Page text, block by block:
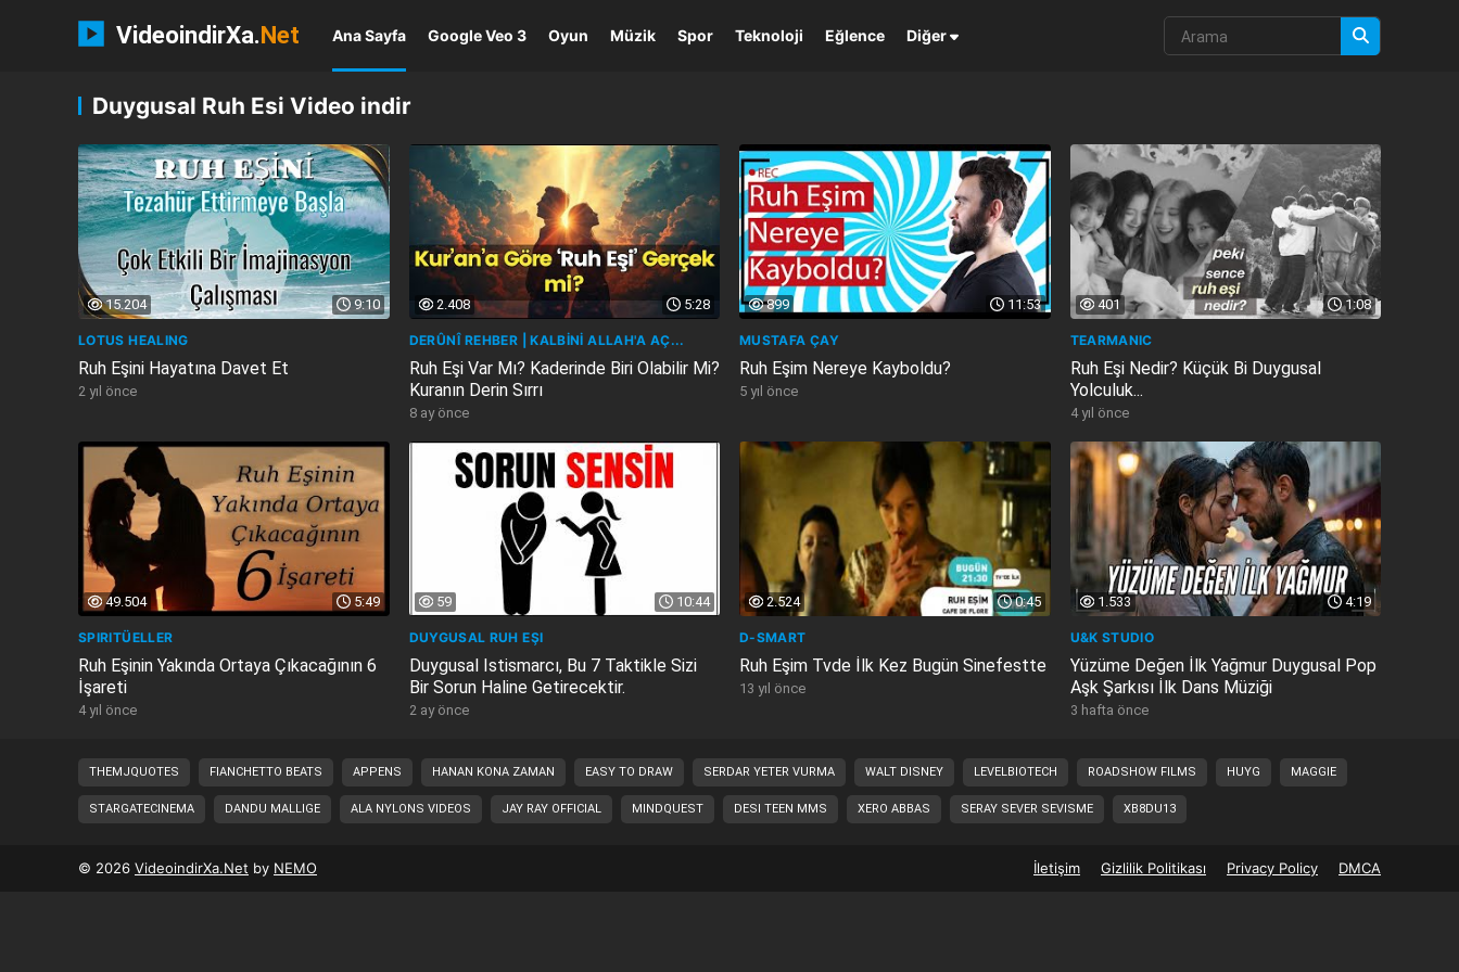
VideoindirXa.Net Ana Sayfa Google Veo 3 Oyun Müzik Spor Teknoloji Eğlence Diğer
Duygusal Ruh Esi Video indir
9:10
15.204
LOTUS HEALING
Ruh Eşini Hayatına Davet Et
2 yıl önce
5:28
2.408
DERÛNÎ REHBER | KALBİNİ ALLAH'A AÇ...
Ruh Eşi Var Mı? Kaderinde Biri Olabilir Mi?
Kuranın Derin Sırrı
8 ay önce
11:53
899
MUSTAFA ÇAY
Ruh Eşim Nereye Kayboldu?
5 yıl önce
1:08
401
TEARMANIC
Ruh Eşi Nedir? Küçük Bi Duygusal
Yolculuk...
4 yıl önce
5:49
49.504
SPIRITÜELLER
Ruh Eşinin Yakında Ortaya Çıkacağının 6
İşareti
4 yıl önce
10:44
59
DUYGUSAL RUH EŞI
Duygusal Istismarcı, Bu 7 Taktikle Sizi
Bir Sorun Haline Getirecektir.
2 ay önce
0:45
2.524
D-SMART
Ruh Eşim Tvde İlk Kez Bugün Sinefestte
13 yıl önce
4:19
1.533
U&K STUDIO
Yüzüme Değen İlk Yağmur Duygusal Pop
Aşk Şarkısı İlk Dans Müziği
3 hafta önce
THEMJQUOTES FIANCHETTO BEATS APPENS HANAN KONA ZAMAN EASY TO DRAW SERDAR YETER VURMA WALT DISNEY LEVELBIOTECH ROADSHOW FILMS HUYG MAGGIE
STARGATECINEMA DANDU MALLIGE ALA NYLONS VIDEOS JAY RAY OFFICIAL MINDQUEST DESI TEEN MMS XERO ABBAS SERAY SEVER SEVISME XB8DU13
© 2026 VideoindirXa.Net by NEMO İletişim Gizlilik Politikası Privacy Policy DMCA